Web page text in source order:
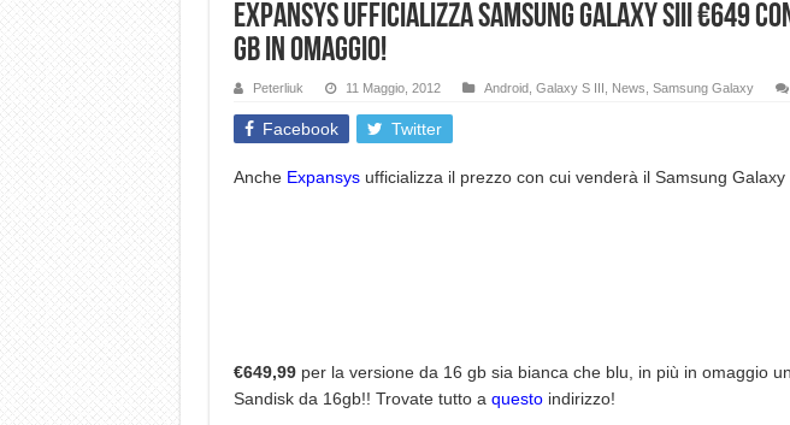
Expansys ufficializza Samsung Galaxy SIII €649
gb in omaggio!
Peterliuk 11 Maggio, 2012 Android Galaxy S III News Samsung Galaxy
Facebook Twitter
Anche Expansysufficializza il prezzo con cui venderà il Samsung Galaxy
€649,99per la versione da 16 gb sia bianca che blu, in più in omaggio
Sandisk da 16gb!! Trovate tutto a questo indirizzo!